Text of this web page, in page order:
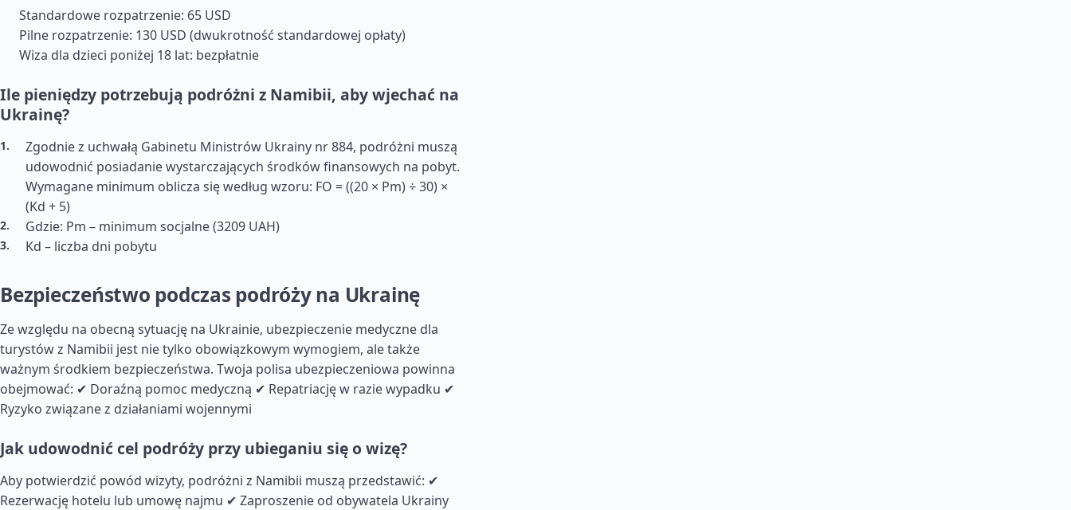
Standardowe rozpatrzenie: 65 USD
Pilne rozpatrzenie: 130 USD (dwukrotność standardowej opłaty)
Wiza dla dzieci poniżej 18 lat: bezpłatnie
Ile pieniędzy potrzebują podróżni z Namibii, aby wjechać na
Ukrainę?
Zgodnie z uchwałą Gabinetu Ministrów Ukrainy nr 884, podróżni muszą
udowodnić posiadanie wystarczających środków finansowych na pobyt.
Wymagane minimum oblicza się według wzoru: FO = ((20 × Pm) ÷ 30) ×
(Kd + 5)
Gdzie: Pm – minimum socjalne (3209 UAH)
Kd – liczba dni pobytu
Bezpieczeństwo podczas podróży na Ukrainę
Ze względu na obecną sytuację na Ukrainie, ubezpieczenie medyczne dla
turystów z Namibii jest nie tylko obowiązkowym wymogiem, ale także
ważnym środkiem bezpieczeństwa. Twoja polisa ubezpieczeniowa powinna
obejmować: ✔ Doraźną pomoc medyczną ✔ Repatriację w razie wypadku ✔
Ryzyko związane z działaniami wojennymi
Jak udowodnić cel podróży przy ubieganiu się o wizę?
Aby potwierdzić powód wizyty, podróżni z Namibii muszą przedstawić: ✔
Rezerwację hotelu lub umowę najmu ✔ Zaproszenie od obywatela Ukrainy